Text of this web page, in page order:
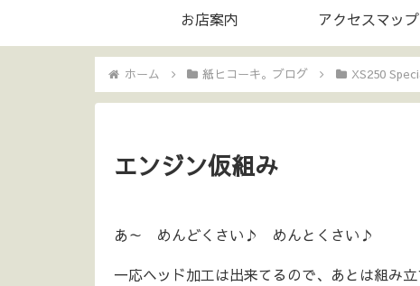
お店案内 アクセスマップ
ホーム 紙ヒコーキ。ブログ XS250
エンジン仮組み
あ～ めんどくさい♪ めんとくさい♪
一応ヘッド加工は出来てるので、あとは組み